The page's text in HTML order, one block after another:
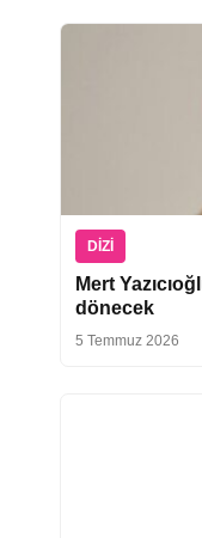
DIZI
Mert
dönecek
5 Temmuz 2026